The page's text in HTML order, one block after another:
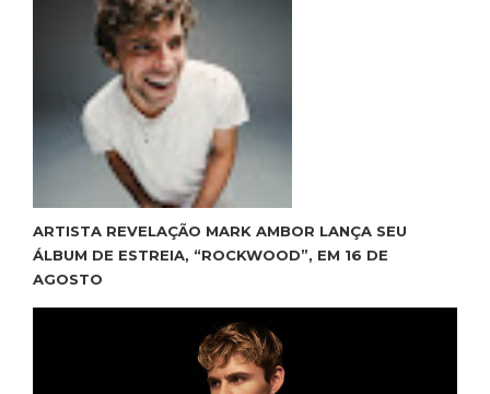
ARTISTA REVELAÇÃO MARK AMBOR LANÇA SEU
ÁLBUM DE ESTREIA, “ROCKWOOD”, EM 16 DE
AGOSTO